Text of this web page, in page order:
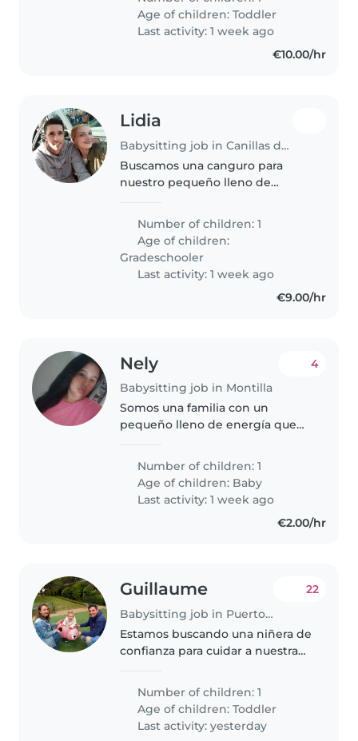
Age of children:Toddler
Last activity: 1 week ago
€10.00/hr
Lidia
Babysitting job in Canillas de Albaida
Buscamos una canguro para
nuestro pequeño lleno de
atención en su hogar. Confía en
alguien con experiencia en
edades escolares..
Number of children: 1
Age of children:
Gradeschooler
Last activity: 1 week ago
€9.00/hr
Nely
Babysitting job in Montilla
4
Somos una familia con un
pequeño lleno de energía que
cariñosa que se quede en casa
con él. Buscamos a alguien que
pueda acompañar este verano su
Number of children: 1
Age of children: Baby
Last activity: 1 week ago
€2.00/hr
Guillaume
Babysitting job in Puerto de Santiago
22
Estamos buscando una niñera de
confianza para cuidar a nuestra
que habla alemán,inglés,
español, francés y portugués, nos
gustaría alguien flexible y..
Number of children: 1
Age of children:Toddler
Last activity: yesterday